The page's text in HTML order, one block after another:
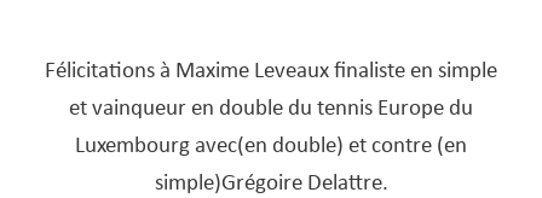
Félicitations à Maxime Leveaux finaliste en simple
et vainqueur en double du tennis Europe du
Luxembourg avec(en double) et contre (en
simple)Grégoire Delattre.